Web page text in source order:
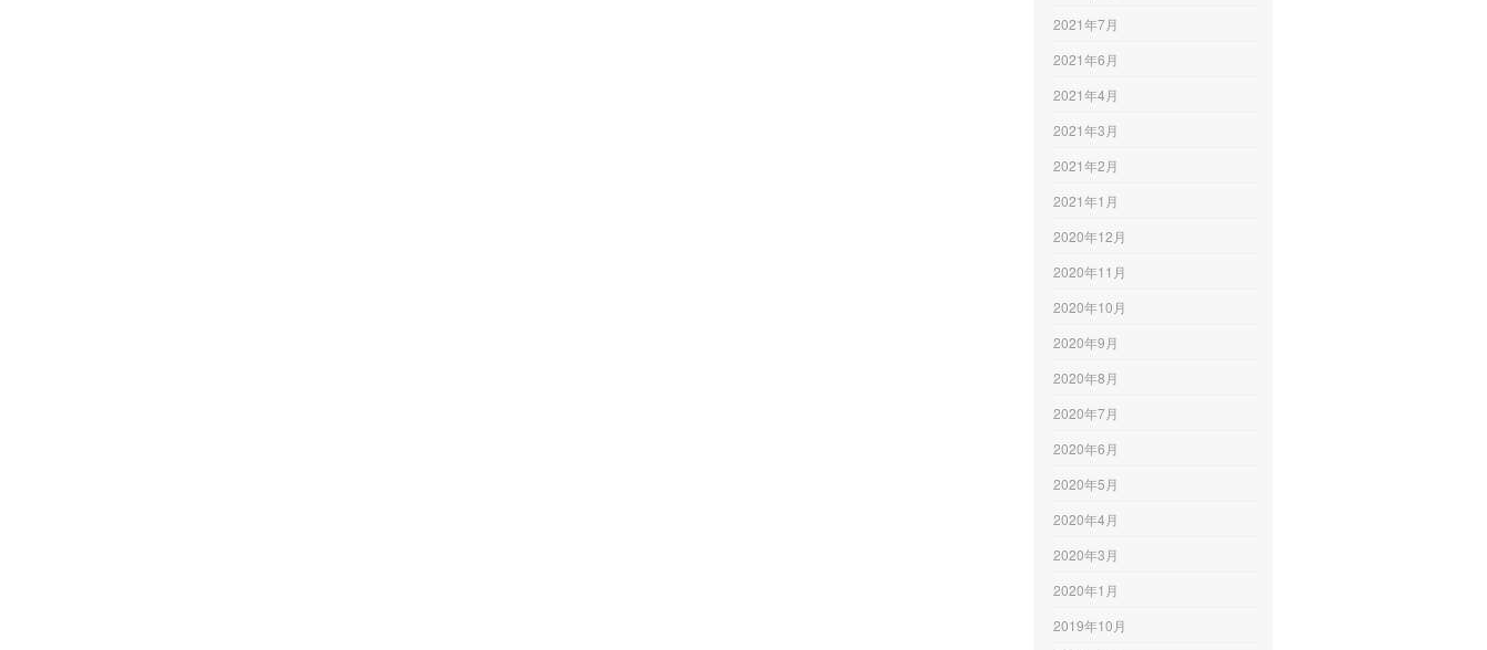
2021年7月
2021年6月
2021年4月
2021年3月
2021年2月
2021年1月
2020年12月
2020年11月
2020年10月
2020年9月
2020年8月
2020年7月
2020年6月
2020年5月
2020年4月
2020年3月
2020年1月
2019年10月